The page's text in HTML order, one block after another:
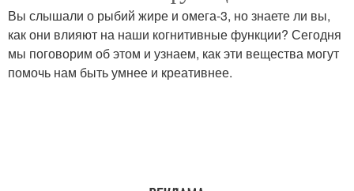
Вы слышали о рыбий жире и омега-3, но знаете ли вы,
как они влияют на наши когнитивные функции? Сегодня
мы поговорим об этом и узнаем, как эти вещества могут
помочь нам быть умнее и креативнее.